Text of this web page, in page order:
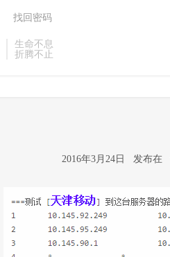
生命不息
折腾不止
找回密码
2016年3月24日 发布在